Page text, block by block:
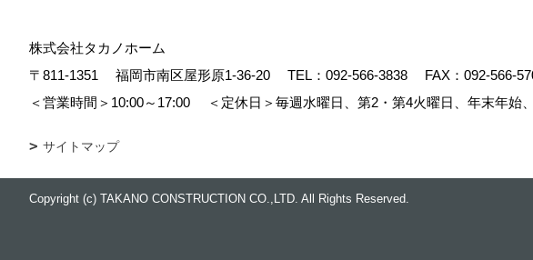
株式会社タカノホーム
〒811-1351
福岡市南区屋形原1-36-20 TEL： 092-566-3838
FAX：092-566-
＜営業時間＞10:00～17:00
＜定休日＞毎週水曜日、第2・第4火曜日、年末年始
サイトマップ
Copyright (c) TAKANO CONSTRUCTION CO.,LTD. All Rights Reserved.